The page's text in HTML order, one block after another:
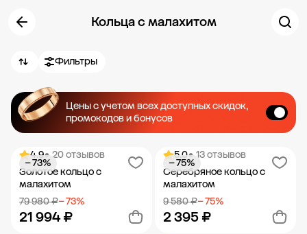
Кольца с малахитом
Фильтры
Цены с учетом всех доступных скидок,
промокодов и бонусов
4.9• 20 отзывов
Золотое кольцо с
малахитом
79 980 ₽− 73%
21 994 ₽
− 73%
5.0• 13 отзывов
Серебряное кольцо с
малахитом
9 580 ₽− 75%
2 395 ₽
− 75%